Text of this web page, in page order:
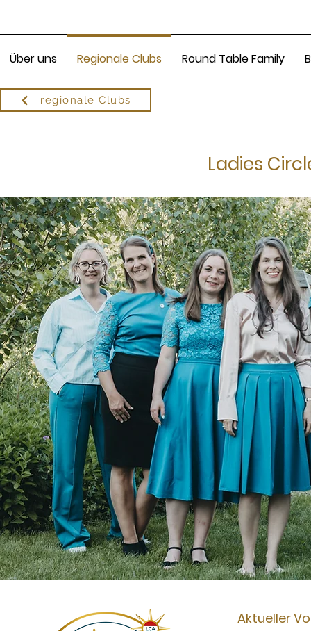
Über uns Regionale Clubs Round Table Family
regionale Clubs
Ladies
Aktueller